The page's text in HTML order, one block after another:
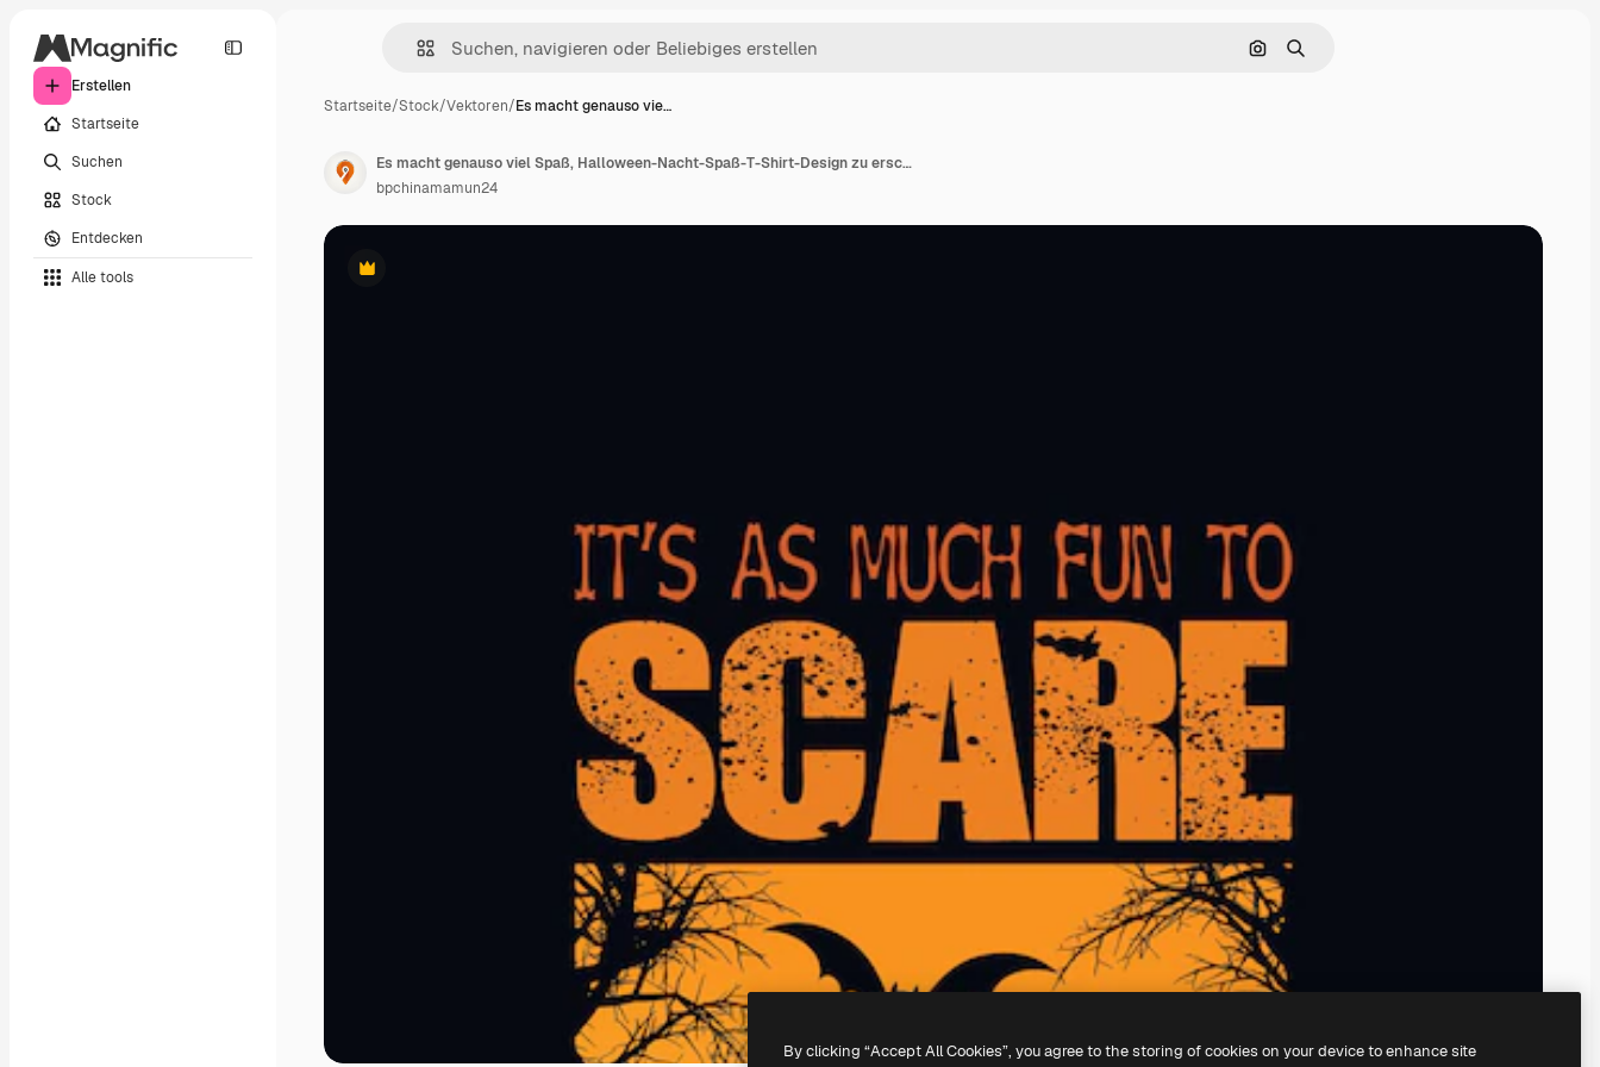
Erstellen
Startseite
Suchen
Stock
Entdecken
Alle tools
Nach Bild suchen
Suchen
Startseite/Stock/Vektoren/Es macht genauso vie…
Premium
Es macht genauso viel Spaß, Halloween-Nacht-Spaß-T-Shirt-Design zu erschrecken, wie zu erschrecken
bpchinamamun24
By clicking “Accept All Cookies”, you agree to the storing of cookies on your device to enhance site